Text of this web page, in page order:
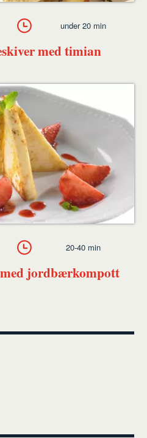
med timian
under 20 min
jordbærkompott
20-40 min